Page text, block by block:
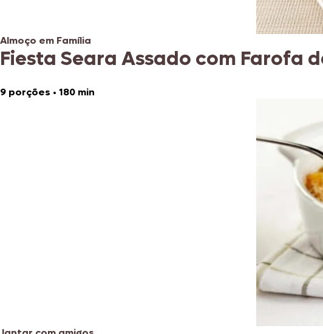
Almoço em Família
Fiesta Seara Assado com Farofa
9 porções • 180 min